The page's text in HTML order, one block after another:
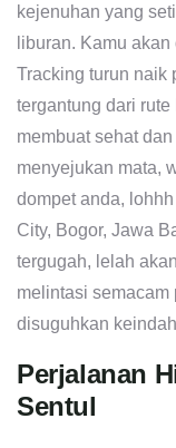
kejenuhan yang
liburan. Kamu
Tracking turun naik
tergantung dari
membuat sehat
menyejukan mata,
dompet anda,
City, Bogor, Jawa
tergugah, lelah
melintasi semacam
disuguhkan
Perjalanan
Sentul